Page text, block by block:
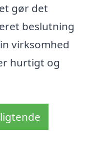
gør det
beslutning
virksomhed
hurtigt og